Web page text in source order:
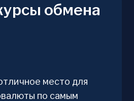
обмена
место для
по самым